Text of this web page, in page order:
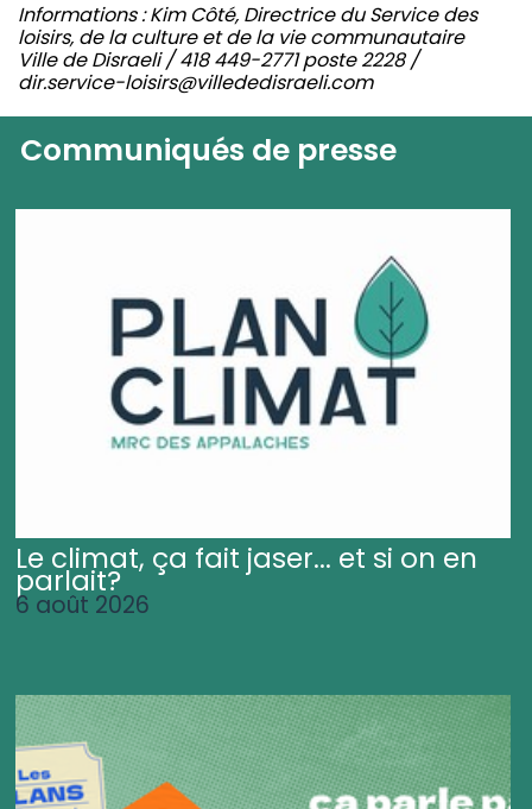
Informations : Kim Côté, Directrice du Service des
loisirs, de la culture et de la vie communautaire
Ville de Disraeli / 418 449-2771 poste 2228 /
dir.service-loisirs@villededisraeli.com
Communiqués de presse
Le climat, ça fait jaser... et si on en
parlait?
6 août 2026